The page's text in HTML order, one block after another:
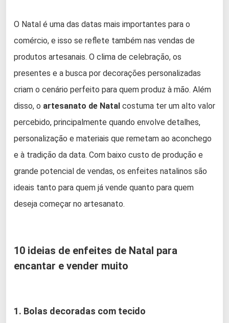
O Natal é uma das datas mais importantes para o
comércio, e isso se reflete também nas vendas de
produtos artesanais. O clima de celebração, os
presentes e a busca por decorações personalizadas
criam o cenário perfeito para quem produz à mão. Além
disso, o artesanato de Natal costuma ter um alto valor
percebido, principalmente quando envolve detalhes,
personalização e materiais que remetam ao aconchego
e à tradição da data. Com baixo custo de produção e
grande potencial de vendas, os enfeites natalinos são
ideais tanto para quem já vende quanto para quem
deseja começar no artesanato.
10 ideias de enfeites de Natal para
encantar e vender muito
1. Bolas decoradas com tecido